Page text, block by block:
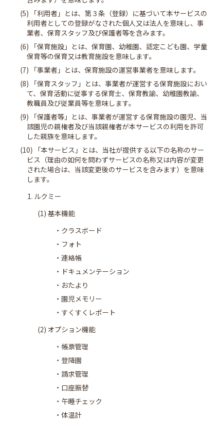
(5) 「利用者」とは、第３条（登録）に基づいて本サービスの
利用者としての登録がなされた個人又は法人を意味し、事
業者、保育スタッフ及び保護者等を含みます。
(6) 「保育施設」とは、保育園、幼稚園、認定こども園、学童
保育等の保育又は教育施設を意味します。
(7) 「事業者」とは、保育施設の運営事業者を意味します。
(8) 「保育スタッフ」とは、事業者が運営する保育施設におい
て、保育活動に従事する保育士、保育教諭、幼稚園教諭、
教職員及び従業員等を意味します。
(9) 「保護者等」とは、事業者が運営する保育施設の園児、当
該園児の親権者及び当該親権者が本サービスの利用を許可
した親族を意味します。
(10) 「本サービス」とは、当社が提供する以下の名称のサー
ビス（理由の如何を問わずサービスの名称又は内容が変更
された場合は、当該変更後のサービスを含みます）を意味
します。
1. ルクミー
(1) 基本機能
・クラスボード
・フォト
・連絡帳
・ドキュメンテーション
・おたより
・園児メモリー
・すくすくレポート
(2) オプション機能
・帳票管理
・登降園
・請求管理
・口座振替
・午睡チェック
・体温計